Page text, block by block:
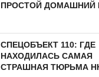
ПРОСТОЙ ДОМАШНИЙ
СПЕЦОБЪЕКТ 110: ГДЕ
НАХОДИЛАСЬ САМАЯ
СТРАШНАЯ ТЮРЬМА